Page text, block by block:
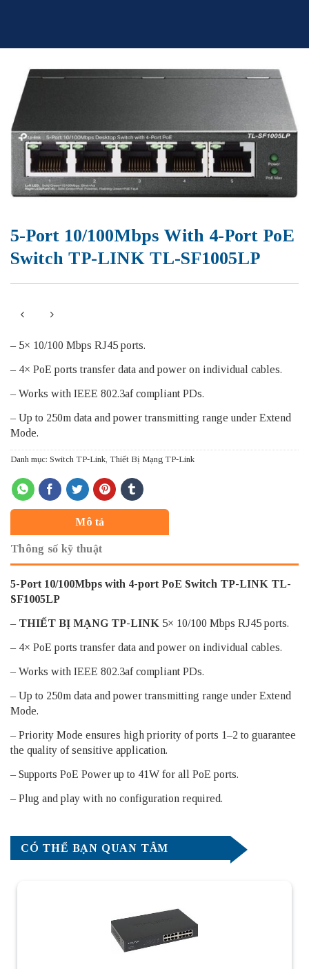
5-Port 10/100Mbps With 4-Port PoE
Switch TP-LINK TL-SF1005LP
– 5× 10/100 Mbps RJ45 ports.
– 4× PoE ports transfer data and power on individual cables.
– Works with IEEE 802.3af compliant PDs.
– Up to 250m data and power transmitting range under Extend
Mode.
Danh mục: Switch TP-Link, Thiết Bị Mạng TP-Link
Mô tả
Thông số kỹ thuật
5-Port 10/100Mbps with 4-port PoE Switch TP-LINK TL-
SF1005LP
– THIẾT BỊ MẠNG TP-LINK 5× 10/100 Mbps RJ45 ports.
– 4× PoE ports transfer data and power on individual cables.
– Works with IEEE 802.3af compliant PDs.
– Up to 250m data and power transmitting range under Extend
Mode.
– Priority Mode ensures high priority of ports 1–2 to guarantee
the quality of sensitive application.
– Supports PoE Power up to 41W for all PoE ports.
– Plug and play with no configuration required.
CÓ THỂ BẠN QUAN TÂM